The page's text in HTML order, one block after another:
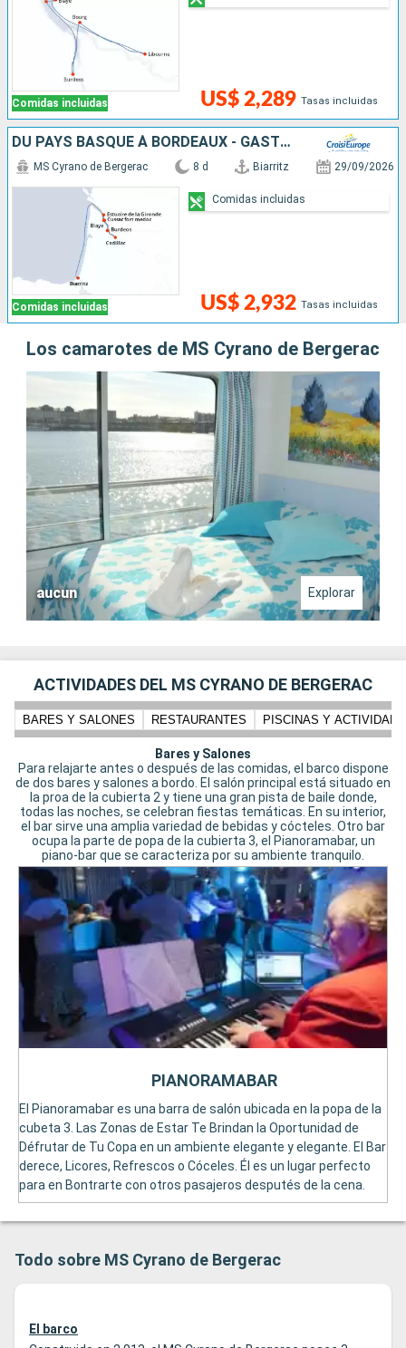
Comidas incluidas US$ 2,289 Tasas incluidas
DU PAYS BASQUE À BORDEAUX - GASTRONOMIE AU PIED DES PYRÉNÉES ET CROISIÈRE DÉCOUVERTE BORDEAUX ET SA RÉGION
Comidas incluidas
MS Cyrano de Bergerac 8 d Biarritz 29/09/2026
US$ 2,932 Tasas incluidas
Comidas incluidas
Los camarotes de MS Cyrano de Bergerac
aucun Explorar
ACTIVIDADES DEL MS CYRANO DE BERGERAC
BARES Y SALONES RESTAURANTES PISCINAS Y
Bares y Salones
Para relajarte antes o después de las comidas, el barco dispone
de dos bares y salones a bordo. El salón principal está situado en
la proa de la cubierta 2 y tiene una gran pista de baile donde,
todas las noches, se celebran fiestas temáticas. En su interior,
el bar sirve una amplia variedad de bebidas y cócteles. Otro bar
ocupa la parte de popa de la cubierta 3, el Pianoramabar, un
piano-bar que se caracteriza por su ambiente tranquilo.
El Pianoramabar es una barra de salón ubicada en la popa de la
cubeta 3. Las Zonas de Estar Te Brindan la Oportunidad de
Défrutar de Tu Copa en un ambiente elegante y elegante. El Bar
derece, Licores, Refrescos o Cóceles. Él es un lugar perfecto
para en Bontrarte con otros pasajeros desputés de la cena.
PIANORAMABAR
Todo sobre MS Cyrano de Bergerac
El barco